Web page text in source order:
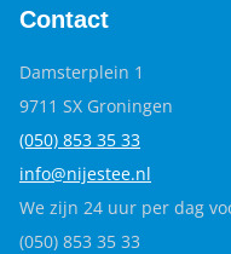
Contact
Damsterplein 1
9711 SX Groningen
(050) 853 35 33
info@nijestee.nl
We zijn 24 uur per dag
(050) 853 35 33